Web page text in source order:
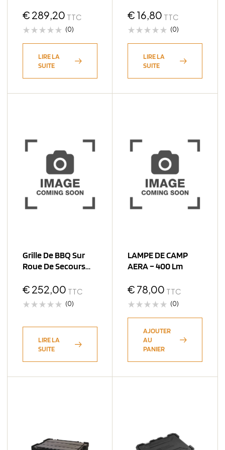
Front Runner
€ 289,20 TTC
(0)
LIRE LA
SUITE
€ 16,80 TTC
(0)
LIRE LA
SUITE
Grille De BBQ Sur
Roue De Secours
€ 252,00 TTC
(0)
LIRE LA
SUITE
LAMPE DE CAMP
AERA – 400 Lm
€ 78,00 TTC
(0)
AJOUTER
AU
PANIER